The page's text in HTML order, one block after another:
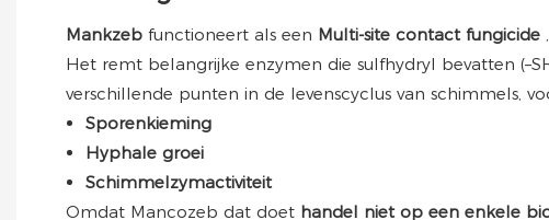
Mankzeb functioneert als een Multi-site contact fungicide
Het remt belangrijke enzymen die sulfhydryl bevatten
verschillende punten in de levenscyclus van schimmels,
Sporenkieming
Hyphale groei
Schimmelzymactiviteit
Omdat Mancozeb dat doet handel niet op een enkele